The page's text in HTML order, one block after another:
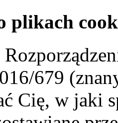
plikach
679
Cię, w jaki